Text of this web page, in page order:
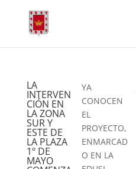
LA
INTERVEN
CIÓN EN
LA ZONA
SUR Y
ESTE DE
LA PLAZA
1º DE
MAYO
YA
CONOCEN
EL
PROYECTO,
ENMARCAD
O EN LA